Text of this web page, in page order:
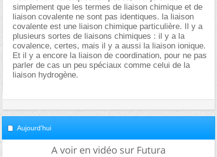
simplement que les termes de liaison chimique et de
liaison covalente ne sont pas identiques. la liaison
covalente est une liaison chimique particulière. Il y a
plusieurs sortes de liaisons chimiques : il y a la
covalence, certes, mais il y a aussi la liaison ionique.
Et il y a encore la liaison de coordination, pour ne pas
parler de cas un peu spéciaux comme celui de la
liaison hydrogène.
Aujourd'hui
A voir en vidéo sur Futura